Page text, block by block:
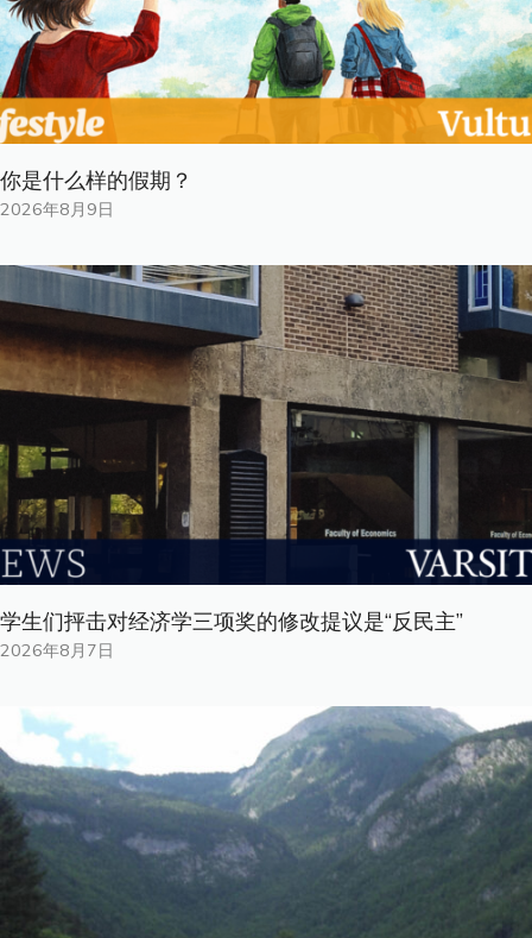
你是什​​么样的假期？
2026年8月9日
学生们抨击对经济学三项奖的修改提议是“反民主”
2026年8月7日